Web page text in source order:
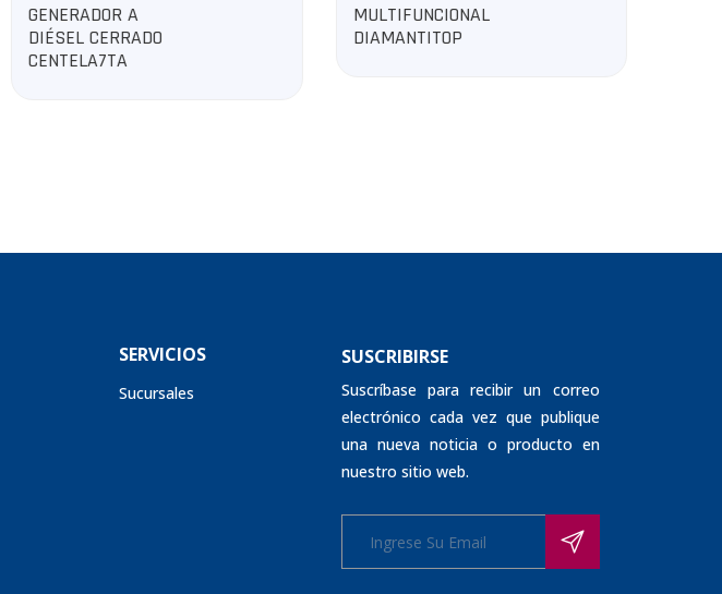
GENERADOR A
DIÉSEL CERRADO
CENTELA7TA
MULTIFUNCIONAL
DIAMANTITOP
SERVICIOS
Sucursales
SUSCRIBIRSE
Suscríbase para recibir un correo
electrónico cada vez que publique
una nueva noticia o producto en
nuestro sitio web.